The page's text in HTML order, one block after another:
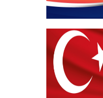
Kurban Bayramı